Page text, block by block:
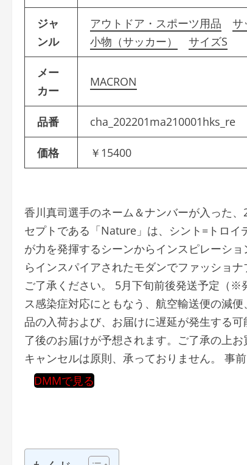
ジャ
ンル
アウトドア・スポーツ用品 サ
小物（サッカー）
サイズS
メー
カー
MACRON
品番 cha_202201ma210001hks_re
価格 ￥15400
香川真司選手のネーム＆ナンバーが入った
セプトである「Nature」は、シント=トロ
が力を発揮するシーンからインスピレーシ
らインスパイアされたモダンでファッショ
ご了承ください。 5月下旬前後発送予定（
ス感染症対応にともなう、航空輸送便の減
品の入荷および、お届けに遅延が発生する
了後のお届けが予想されます。ご了承の上
キャンセルは原則、承っておりません。 事
DMMで見る